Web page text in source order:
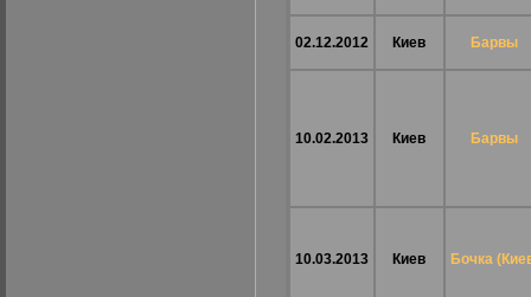
02.12.2012 Киев Барвы
10.02.2013 Киев Барвы
10.03.2013 Киев Бочка